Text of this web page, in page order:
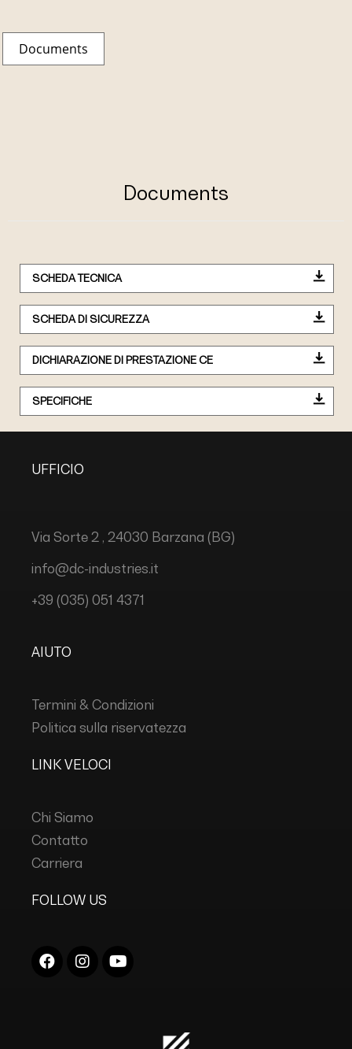
Documents
Documents
SCHEDA TECNICA
SCHEDA DI SICUREZZA
DICHIARAZIONE DI PRESTAZIONE CE
SPECIFICHE
UFFICIO
Via Sorte 2 , 24030 Barzana (BG)
info@dc-industries.it
+39 (035) 051 4371
AIUTO
Termini & Condizioni
Politica sulla riservatezza
LINK VELOCI
Chi Siamo
Contatto
Carriera
FOLLOW US